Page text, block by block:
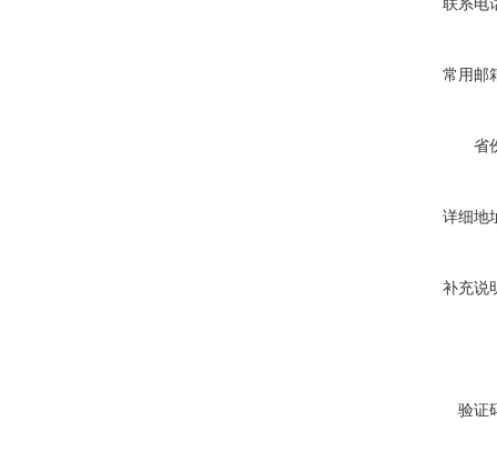
联系电
常用邮
省
详细地
补充说
验证